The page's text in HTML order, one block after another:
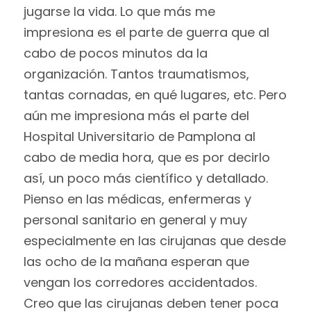
jugarse la vida. Lo que más me
impresiona es el parte de guerra que al
cabo de pocos minutos da la
organización. Tantos traumatismos,
tantas cornadas, en qué lugares, etc. Pero
aún me impresiona más el parte del
Hospital Universitario de Pamplona al
cabo de media hora, que es por decirlo
así, un poco más científico y detallado.
Pienso en las médicas, enfermeras y
personal sanitario en general y muy
especialmente en las cirujanas que desde
las ocho de la mañana esperan que
vengan los corredores accidentados.
Creo que las cirujanas deben tener poca